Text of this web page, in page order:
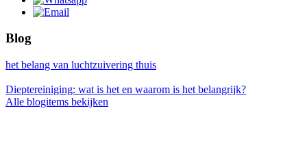
Blog
het belang van luchtzuivering thuis
Dieptereiniging: wat is het en waarom is het belangrijk?
Alle blogitems bekijken